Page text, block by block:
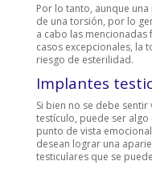
Por lo tanto, aunque
de una torsión, por lo
a cabo las
casos excepcionales, la
riesgo de esterilidad.
Implantes
Si bien no se debe
testículo, puede ser
punto de vista
desean lograr una
testiculares que se